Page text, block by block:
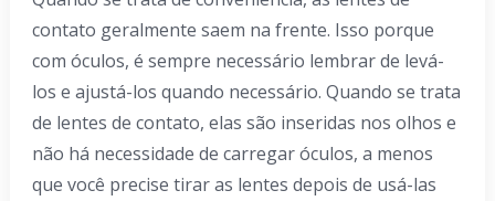
contato geralmente saem na frente. Isso porque
com óculos, é sempre necessário lembrar de levá-
los e ajustá-los quando necessário. Quando se trata
de lentes de contato, elas são inseridas nos olhos e
não há necessidade de carregar óculos, a menos
que você precise tirar as lentes depois de usá-las